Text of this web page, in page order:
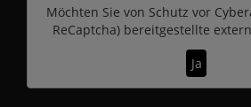
Möchten Sie von Schutz vor
ReCaptcha)bereitgestellte
Ja